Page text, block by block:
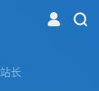
站长